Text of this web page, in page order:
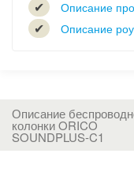
Описание
Описание
Описание
колонки ORICO
SOUNDPLUS-C1